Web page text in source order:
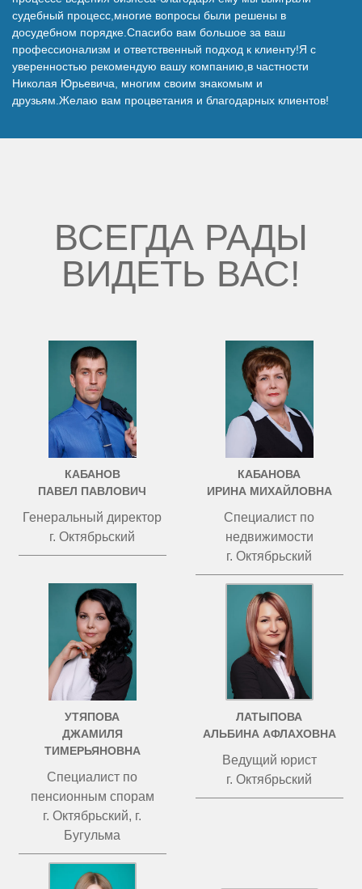
судебный процесс,многие вопросы были решены в
досудебном порядке.Спасибо вам большое за ваш
профессионализм и ответственный подход к клиенту!Я с
уверенностью рекомендую вашу компанию,в частности
Николая Юрьевича, многим своим знакомым и
друзьям.Желаю вам процветания и благодарных клиентов!
ВСЕГДА РАДЫ
ВИДЕТЬ ВАС!
КАБАНОВ
ПАВЕЛ ПАВЛОВИЧ
Генеральный директор
г. Октябрьский
КАБАНОВА
ИРИНА МИХАЙЛОВНА
Специалист по
недвижимости
г. Октябрьский
УТЯПОВА
ДЖАМИЛЯ
ТИМЕРЬЯНОВНА
Специалист по
пенсионным спорам
г. Октябрьский, г.
Бугульма
ЛАТЫПОВА
АЛЬБИНА АФЛАХОВНА
Ведущий юрист
г. Октябрьский